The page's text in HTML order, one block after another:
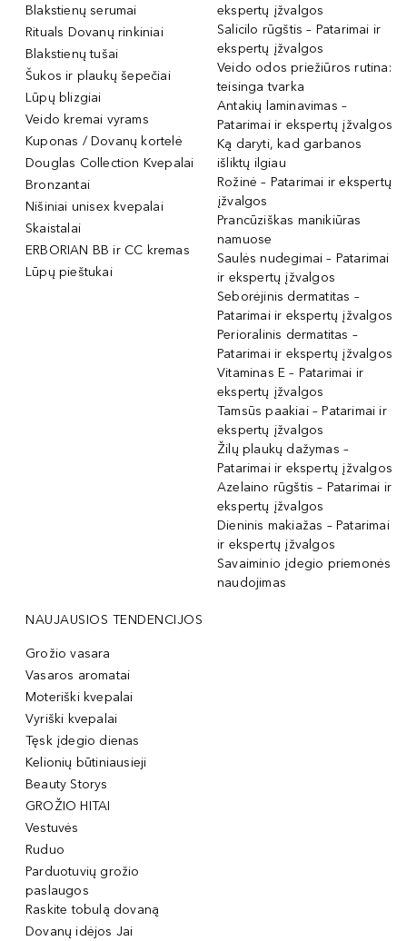
Blakstienų serumai
Rituals Dovanų rinkiniai
Blakstienų tušai
Šukos ir plaukų šepečiai
Lūpų blizgiai
Veido kremai vyrams
Kuponas / Dovanų kortelė
Douglas Collection Kvepalai
Bronzantai
Nišiniai unisex kvepalai
Skaistalai
ERBORIAN BB ir CC kremas
Lūpų pieštukai
ekspertų įžvalgos
Salicilo rūgštis – Patarimai ir
ekspertų įžvalgos
Veido odos priežiūros rutina:
teisinga tvarka
Antakių laminavimas –
Patarimai ir ekspertų įžvalgos
Ką daryti, kad garbanos
išliktų ilgiau
Rožinė – Patarimai ir ekspertų
įžvalgos
Prancūziškas manikiūras
namuose
Saulės nudegimai – Patarimai
ir ekspertų įžvalgos
Seborėjinis dermatitas –
Patarimai ir ekspertų įžvalgos
Perioralinis dermatitas –
Patarimai ir ekspertų įžvalgos
Vitaminas E – Patarimai ir
ekspertų įžvalgos
Tamsūs paakiai – Patarimai ir
ekspertų įžvalgos
Žilų plaukų dažymas –
Patarimai ir ekspertų įžvalgos
Azelaino rūgštis – Patarimai ir
ekspertų įžvalgos
Dieninis makiažas – Patarimai
ir ekspertų įžvalgos
Savaiminio įdegio priemonės
naudojimas
NAUJAUSIOS TENDENCIJOS
Grožio vasara
Vasaros aromatai
Moteriški kvepalai
Vyriški kvepalai
Tęsk įdegio dienas
Kelionių būtiniausieji
Beauty Storys
GROŽIO HITAI
Vestuvės
Ruduo
Parduotuvių grožio
paslaugos
Raskite tobulą dovaną
Dovanų idėjos Jai